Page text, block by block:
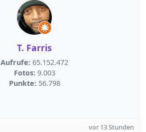
T. Farris
Aufrufe: 65.152.472
Fotos: 9.003
Punkte: 56.798
vor 13 Stunden